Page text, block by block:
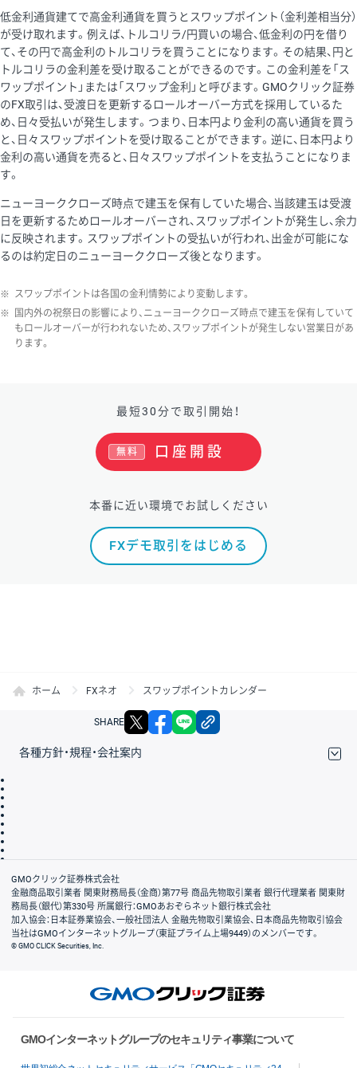
低金利通貨建てで高金利通貨を買うとスワップポイント（金利差相当分）
が受け取れます。例えば、トルコリラ/円買いの場合、低金利の円を借り
て、その円で高金利のトルコリラを買うことになります。その結果、円と
トルコリラの金利差を受け取ることができるのです。この金利差を「ス
ワップポイント」または「スワップ金利」と呼びます。GMOクリック証券
のFX取引は、受渡日を更新するロールオーバー方式を採用しているた
め、日々受払いが発生します。つまり、日本円より金利の高い通貨を買う
と、日々スワップポイントを受け取ることができます。逆に、日本円より
金利の高い通貨を売ると、日々スワップポイントを支払うことになりま
す。
ニューヨーククローズ時点で建玉を保有していた場合、当該建玉は受渡
日を更新するためロールオーバーされ、スワップポイントが発生し、余力
に反映されます。スワップポイントの受払いが行われ、出金が可能にな
るのは約定日のニューヨーククローズ後となります。
※ スワップポイントは各国の金利情勢により変動します。
※
国内外の祝祭日の影響により、ニューヨーククローズ時点で建玉を保有していて
もロールオーバーが行われないため、スワップポイントが発生しない営業日があ
ります。
最短30分で取引開始！
口座開設
無料
本番に近い環境でお試しください
FXデモ取引をはじめる
ホーム FXネオ スワップポイントカレンダー
SHARE X facebook
各種方針・規程・会社案内
会社案内
GMOクリック証券株式会社
金融商品取引業者 関東財務局長（金商）第77号 商品先物取引業者 銀行代理業者 関東財
務局長（銀代）第330号 所属銀行：GMOあおぞらネット銀行株式会社
加入協会：日本証券業協会、一般社団法人 金融先物取引業協会、日本商品先物取引協会
当社はGMOインターネットグループ（東証プライム上場9449）のメンバーです。
© GMO CLICK Securities, Inc.
GMOインターネットグループのセキュリティ事業について